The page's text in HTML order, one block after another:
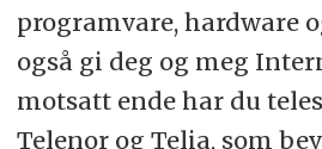
programvare, hardware
også gi deg og meg
motsatt ende har du
Telenor og Telia, som